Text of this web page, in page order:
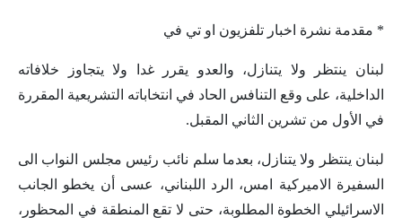
* مقدمة نشرة اخبار تلفزيون او تي في
لبنان ينتظر ولا يتنازل، والعدو يقرر غدا ولا يتجاوز خلافاته
الداخلية، على وقع التنافس الحاد في انتخاباته التشريعية المقررة
في الأول من تشرين الثاني المقبل.
لبنان ينتظر ولا يتنازل، بعدما سلم نائب رئيس مجلس النواب الى
السفيرة الاميركية امس، الرد اللبناني، عسى أن يخطو الجانب
الاسرائيلي الخطوة المطلوبة، حتى لا تقع المنطقة في المحظور،